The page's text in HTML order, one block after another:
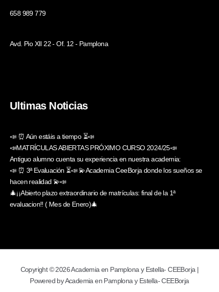
658 989 779
Avd. Pio XII 22 - Of. 12 - Pamplona
Ultimas Noticias
📣 ⏰ Aún estáis a tiempo ⏳📣
📣MATRÍCULAS ABIERTAS PRÓXIMO CURSO 2024/25📣
Antiguo alumno cuenta su experiencia en nuestra academia:
📣 ⏰ 3ª Evaluación ⏳📣 💫Academia CeeBorja donde los sueños se
hacen realidad 💫📣
🎄¡¡Abierto plazo extraordinario de matrículas: final de la 1ª
evaluacion!! ( Mes de Enero)🎄
Copyright © 2026 Academia en Pamplona y Estella- CEEBorja |
Powered by Academia en Pamplona y Estella- CEEBorja